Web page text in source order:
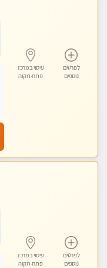
לפרטים
נוספים
עיסוי במרכז
פתח-תקוה
לפרטים
נוספים
עיסוי במרכז
פתח-תקוה